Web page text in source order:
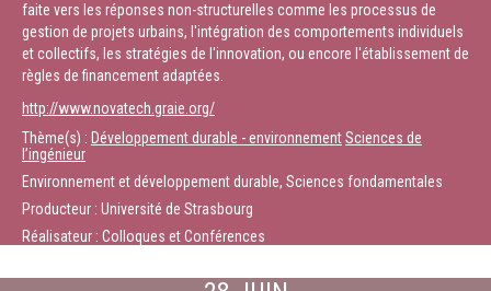
faite vers les réponses non-structurelles comme les processus de
gestion de projets urbains, l'intégration des comportements individuels
et collectifs, les stratégies de l'innovation, ou encore l'établissement de
règles de financement adaptées.
http://www.novatech.graie.org/
Thème(s) : Développement durable - environnementSciences de
l’ingénieur
Environnement et développement durable, Sciences fondamentales
Producteur : Université de Strasbourg
Réalisateur : Colloques et Conférences